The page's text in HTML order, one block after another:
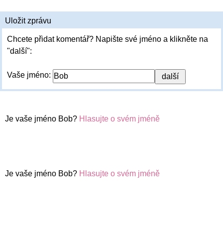
Uložit zprávu
Chcete přidat komentář? Napište své jméno a klikněte na
"další":
Vaše jméno:
Je vaše jméno Bob? Hlasujte o svém jméně
Je vaše jméno Bob? Hlasujte o svém jméně